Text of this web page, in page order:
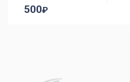
500